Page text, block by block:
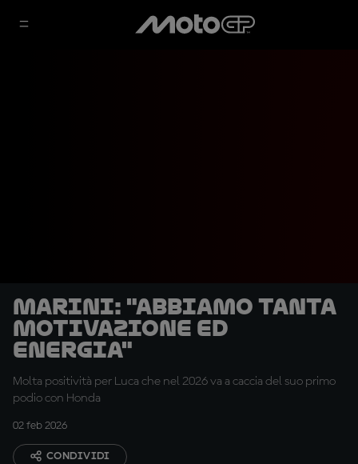
Marini: "Abbiamo tanta
motivazione ed
energia"
Molta positività per Luca che nel 2026 va a caccia del suo primo
podio con Honda
02 feb 2026
CONDIVIDI